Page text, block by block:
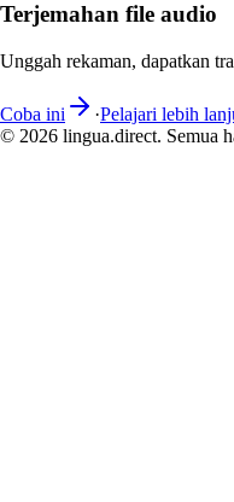
Terjemahan file audio
Unggah rekaman, dapatkan
Coba ini ·Pelajari lebih
© 2026 lingua.direct. Semua